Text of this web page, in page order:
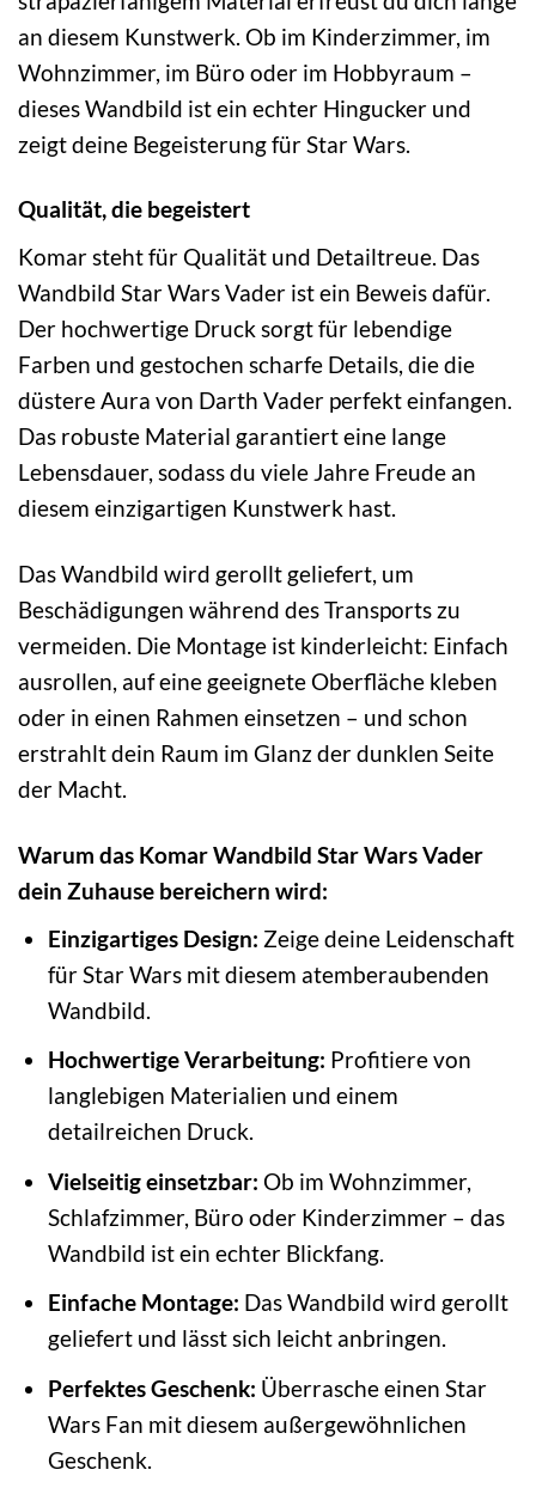
an diesem Kunstwerk. Ob im Kinderzimmer, im
Wohnzimmer, im Büro oder im Hobbyraum –
dieses Wandbild ist ein echter Hingucker und
zeigt deine Begeisterung für Star Wars.
Qualität, die begeistert
Komar steht für Qualität und Detailtreue. Das
Wandbild Star Wars Vader ist ein Beweis dafür.
Der hochwertige Druck sorgt für lebendige
Farben und gestochen scharfe Details, die die
düstere Aura von Darth Vader perfekt einfangen.
Das robuste Material garantiert eine lange
Lebensdauer, sodass du viele Jahre Freude an
diesem einzigartigen Kunstwerk hast.
Das Wandbild wird gerollt geliefert, um
Beschädigungen während des Transports zu
vermeiden. Die Montage ist kinderleicht: Einfach
ausrollen, auf eine geeignete Oberfläche kleben
oder in einen Rahmen einsetzen – und schon
erstrahlt dein Raum im Glanz der dunklen Seite
der Macht.
Warum das Komar Wandbild Star Wars Vader
dein Zuhause bereichern wird:
Einzigartiges Design: Zeige deine Leidenschaft
für Star Wars mit diesem atemberaubenden
Wandbild.
Hochwertige Verarbeitung: Profitiere von
langlebigen Materialien und einem
detailreichen Druck.
Vielseitig einsetzbar: Ob im Wohnzimmer,
Schlafzimmer, Büro oder Kinderzimmer – das
Wandbild ist ein echter Blickfang.
Einfache Montage: Das Wandbild wird gerollt
geliefert und lässt sich leicht anbringen.
Perfektes Geschenk: Überrasche einen Star
Wars Fan mit diesem außergewöhnlichen
Geschenk.